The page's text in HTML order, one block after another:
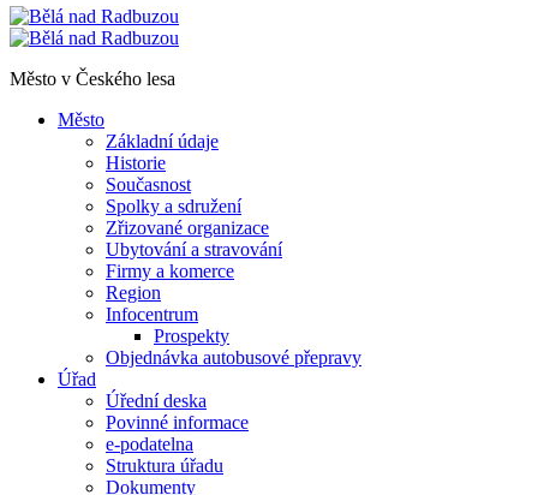
Město v Českého lesa
Město
Základní údaje
Historie
Současnost
Spolky a sdružení
Zřizované organizace
Ubytování a stravování
Firmy a komerce
Region
Infocentrum
Prospekty
Objednávka autobusové přepravy
Úřad
Úřední deska
Povinné informace
e-podatelna
Struktura úřadu
Dokumenty